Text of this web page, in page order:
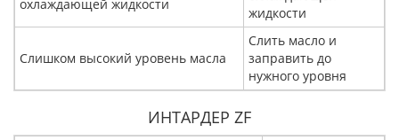
охлаждающей жидкости
жидкости
Слишком высокий уровень масла
Слить масло и
заправить до
нужного уровня
ИНТАРДЕР ZF